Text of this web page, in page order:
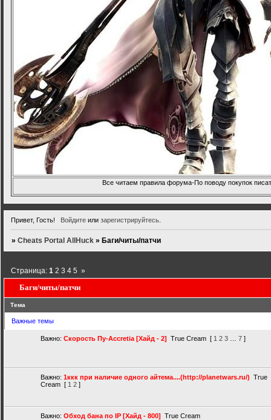
Все читаем правила форума-По поводу покупок
Привет, Гость! Войдитеили зарегистрируйтесь.
»Cheats Portal AllHuck » Баги/читы/патчи
Баги/читы/патчи
Страница:1 2 3 4 5 »
Тема
Важные темы
Важно: Скорость Пу-Accretia [Хайд - 2] True Cream [ 1 2 3 7 ]
Важно: 1ккк при наличие одного айтема....(http://planetwars.ru/) True
Cream [ 1 2 ]
Важно: Обход бана по IP [Хайд - 800] True Cream